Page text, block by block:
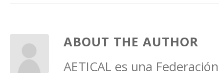
ABOUT THE AUTHOR
AETICAL es una